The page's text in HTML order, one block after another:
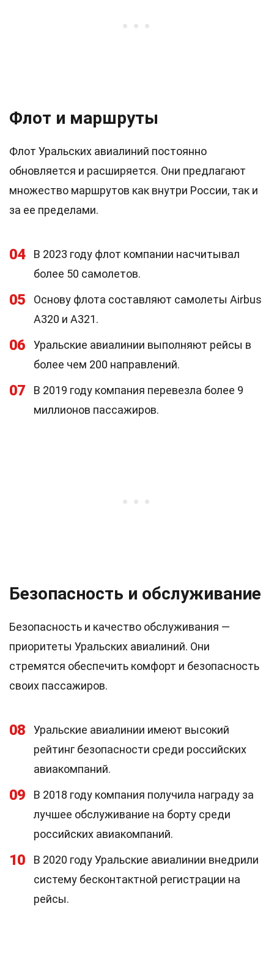
Флот и маршруты
Флот Уральских авиалиний постоянно
обновляется и расширяется. Они предлагают
множество маршрутов как внутри России, так и
за ее пределами.
04
В 2023 году флот компании насчитывал
более 50 самолетов.
05
Основу флота составляют самолеты Airbus
A320 и A321.
06
Уральские авиалинии выполняют рейсы в
более чем 200 направлений.
07
В 2019 году компания перевезла более 9
миллионов пассажиров.
Безопасность и обслуживание
Безопасность и качество обслуживания —
приоритеты Уральских авиалиний. Они
стремятся обеспечить комфорт и безопасность
своих пассажиров.
08
Уральские авиалинии имеют высокий
рейтинг безопасности среди российских
авиакомпаний.
09
В 2018 году компания получила награду за
лучшее обслуживание на борту среди
российских авиакомпаний.
10
В 2020 году Уральские авиалинии внедрили
систему бесконтактной регистрации на
рейсы.